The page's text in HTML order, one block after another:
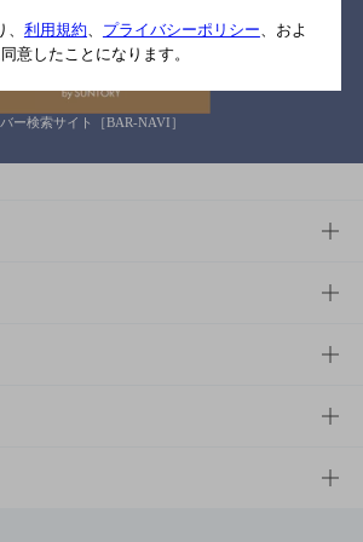
バー検索サイト［BAR-NAVI］
TOP
利用規約 プライバシーポリシー 、およ
意したことになります。